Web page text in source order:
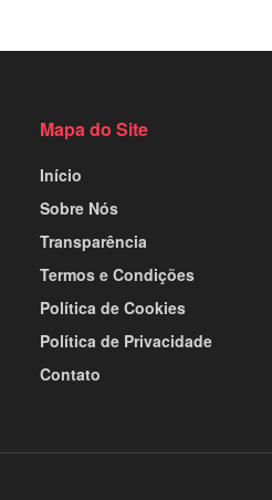
Mapa do Site
Início
Sobre Nós
Transparência
Termos e Condições
Política de Cookies
Política de Privacidade
Contato